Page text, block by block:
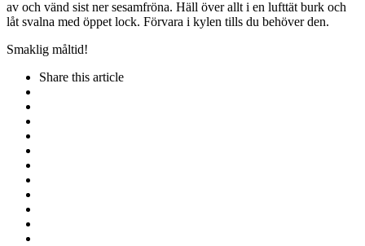
av och vänd sist ner sesamfröna. Häll över allt i en lufttät burk och
låt svalna med öppet lock. Förvara i kylen tills du behöver den.
Smaklig måltid!
Share this article